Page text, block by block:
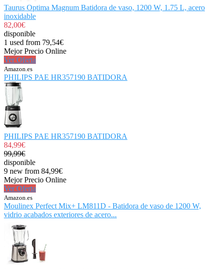
Taurus Optima Magnum Batidora de vaso, 1200 W, 1.75 L, acero
inoxidable
82,00€
disponible
1 used from 79,54€
Mejor Precio Online
Ver Oferta
Amazon.es
PHILIPS PAE HR357190 BATIDORA
PHILIPS PAE HR357190 BATIDORA
84,99€
99,99€
disponible
9 new from 84,99€
Mejor Precio Online
Ver Oferta
Amazon.es
Moulinex Perfect Mix+ LM811D - Batidora de vaso de 1200 W,
vidrio acabados exteriores de acero...